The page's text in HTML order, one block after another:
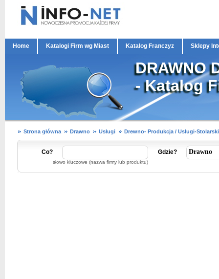
Home Katalogi Firm wg Miast Katalog Franczyz Sklepy
DRAWNO
- Katalog
Strona główna Drawno Usługi Drewno- Produkcja / Usługi-
Co?
słowo kluczowe (nazwa firmy lub produktu)
Gdzie?